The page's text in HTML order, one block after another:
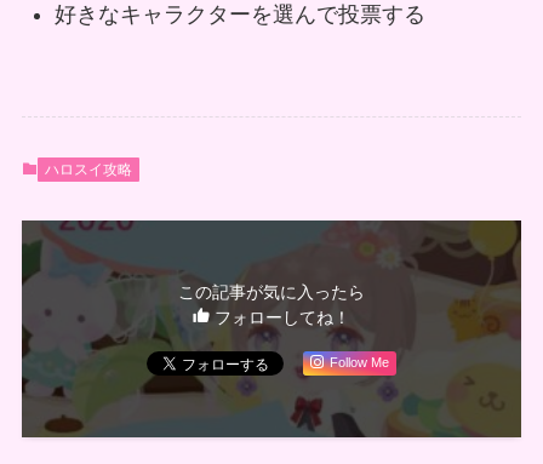
好きなキャラクターを選んで投票する
ハロスイ攻略
この記事が気に入ったら
フォローしてね！
Follow Me